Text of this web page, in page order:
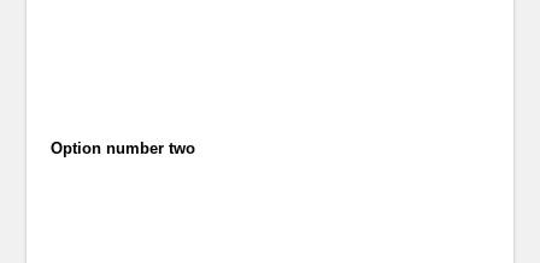
Option number two